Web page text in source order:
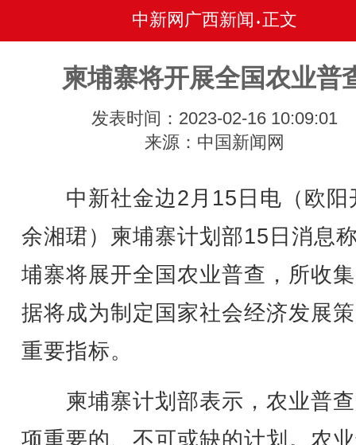
中新网广西新闻 • 正文
柬埔寨将开展全国农业普
发表时间：2023-02-16 10:09:01
来源：中国新闻网
中新社金边2月15日电（欧阳
余湘珺）柬埔寨计划部15日消息
埔寨将展开全国农业普查，所收
据将成为制定国家社会经济发展
重要指标。
柬埔寨计划部表示，农业普
项重要的、不可或缺的计划。农